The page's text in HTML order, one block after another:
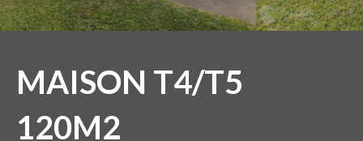
MAISON T4/T5
120M2